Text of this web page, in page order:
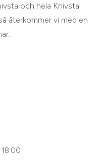
och hela Knivsta.
återkommer vi med en